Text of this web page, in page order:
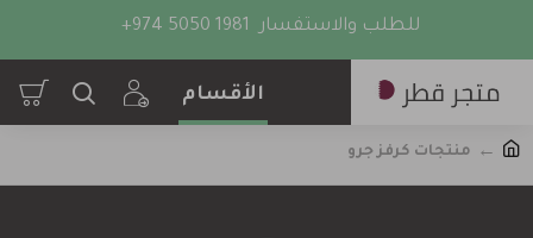
للطلب والاستفسار +974 5050 1981
منتجات كرفز جرو